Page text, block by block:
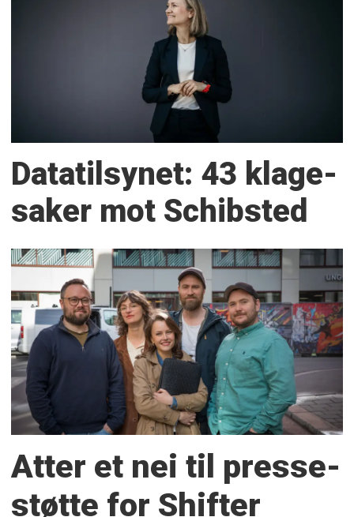
Datatilsynet: 43 klage­
saker mot Schibsted
Atter et nei til presse­
støtte for Shifter